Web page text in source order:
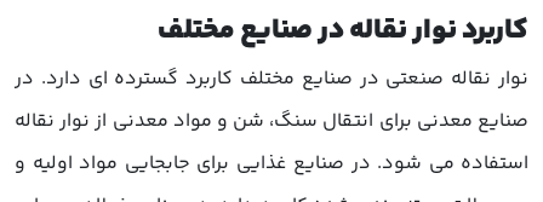
کاربرد نوار نقاله در صنایع مختلف
نوار نقاله صنعتی در صنایع مختلف کاربرد گسترده ای دارد. در
صنایع معدنی برای انتقال سنگ، شن و مواد معدنی از نوار نقاله
استفاده می شود. در صنایع غذایی برای جابجایی مواد اولیه و